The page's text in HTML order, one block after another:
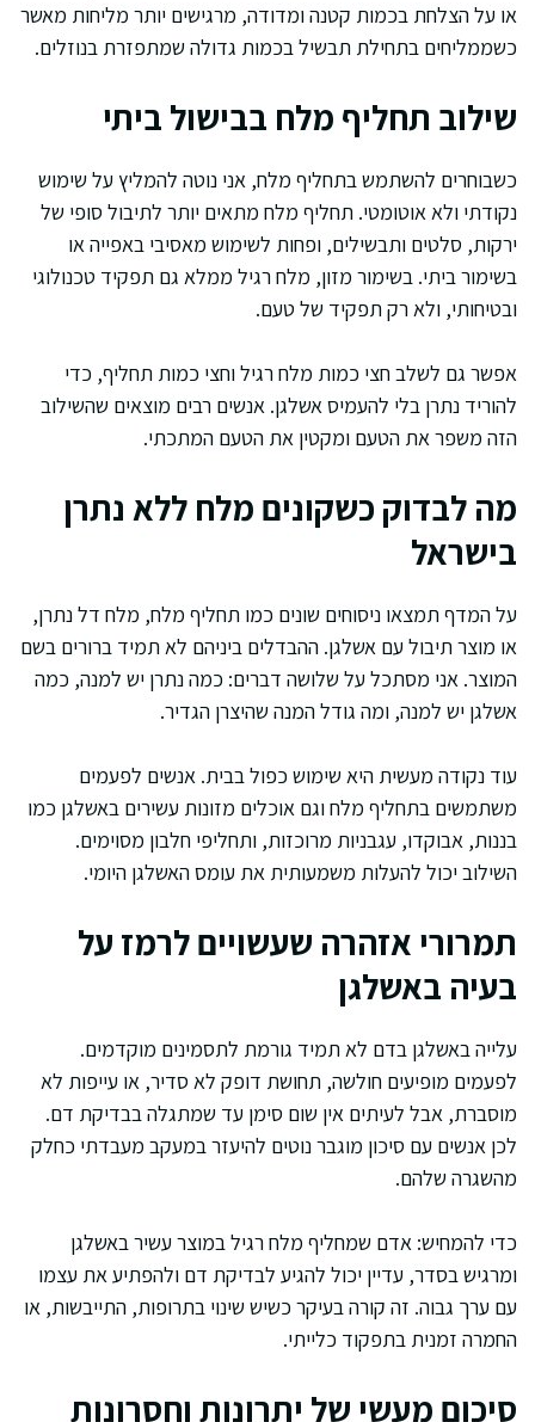
או על הצלחת בכמות קטנה ומדודה, מרגישים יותר מליחות מאשר
כשממליחים בתחילת תבשיל בכמות גדולה שמתפזרת בנוזלים.
שילוב תחליף מלח בבישול ביתי
כשבוחרים להשתמש בתחליף מלח, אני נוטה להמליץ על שימוש
נקודתי ולא אוטומטי. תחליף מלח מתאים יותר לתיבול סופי של
ירקות, סלטים ותבשילים, ופחות לשימוש מאסיבי באפייה או
בשימור ביתי. בשימור מזון, מלח רגיל ממלא גם תפקיד טכנולוגי
ובטיחותי, ולא רק תפקיד של טעם.
אפשר גם לשלב חצי כמות מלח רגיל וחצי כמות תחליף, כדי
להוריד נתרן בלי להעמיס אשלגן. אנשים רבים מוצאים שהשילוב
הזה משפר את הטעם ומקטין את הטעם המתכתי.
מה לבדוק כשקונים מלח ללא נתרן
בישראל
על המדף תמצאו ניסוחים שונים כמו תחליף מלח, מלח דל נתרן,
או מוצר תיבול עם אשלגן. ההבדלים ביניהם לא תמיד ברורים בשם
המוצר. אני מסתכל על שלושה דברים: כמה נתרן יש למנה, כמה
אשלגן יש למנה, ומה גודל המנה שהיצרן הגדיר.
עוד נקודה מעשית היא שימוש כפול בבית. אנשים לפעמים
משתמשים בתחליף מלח וגם אוכלים מזונות עשירים באשלגן כמו
בננות, אבוקדו, עגבניות מרוכזות, ותחליפי חלבון מסוימים.
השילוב יכול להעלות משמעותית את עומס האשלגן היומי.
תמרורי אזהרה שעשויים לרמז על
בעיה באשלגן
עלייה באשלגן בדם לא תמיד גורמת לתסמינים מוקדמים.
לפעמים מופיעים חולשה, תחושת דופק לא סדיר, או עייפות לא
מוסברת, אבל לעיתים אין שום סימן עד שמתגלה בבדיקת דם.
לכן אנשים עם סיכון מוגבר נוטים להיעזר במעקב מעבדתי כחלק
מהשגרה שלהם.
כדי להמחיש: אדם שמחליף מלח רגיל במוצר עשיר באשלגן
ומרגיש בסדר, עדיין יכול להגיע לבדיקת דם ולהפתיע את עצמו
עם ערך גבוה. זה קורה בעיקר כשיש שינוי בתרופות, התייבשות, או
החמרה זמנית בתפקוד כלייתי.
סיכום מעשי של יתרונות וחסרונות